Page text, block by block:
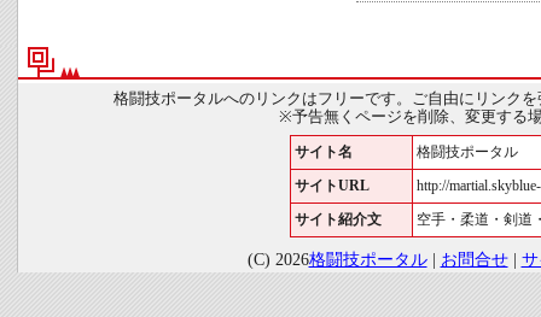
格闘技ポータルへのリンクはフリーです。ご自由にリンク
※予告無くページを削除、変更する
サイト名 格闘技ポータル
サイトURL http://
サイト紹介文 空手・柔道・剣道
(C) 2026格闘技ポータル| お問合せ|